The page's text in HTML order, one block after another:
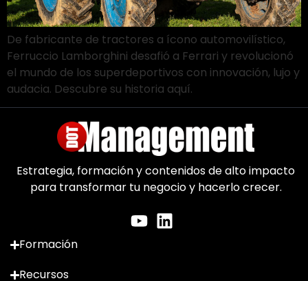
De fabricante de tractores a ícono automovilístico,
Ferruccio Lamborghini desafió a Ferrari y revolucionó
el mundo de los superdeportivos con innovación, lujo y
audacia. Descubre su historia aquí.
Estrategia, formación y contenidos de alto impacto
para transformar tu negocio y hacerlo crecer.
Formación
Recursos